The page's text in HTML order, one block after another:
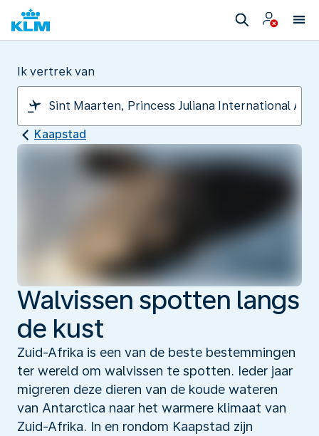
Ik vertrek van
Kaapstad
Walvissen spotten langs
de kust
Zuid-Afrika is een van de beste bestemmingen
ter wereld om walvissen te spotten. Ieder jaar
migreren deze dieren van de koude wateren
van Antarctica naar het warmere klimaat van
Zuid-Afrika. In en rondom Kaapstad zijn